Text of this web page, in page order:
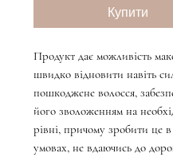
Купити
Продукт дає можливість
швидко відновити навіть
пошкоджене волосся,
його зволоженням на
рівні, причому зробити це
умовах, не вдаючись до